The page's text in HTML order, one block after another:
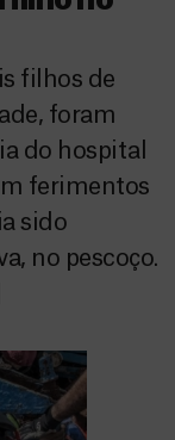
filhos de
foram
do hospital
ferimentos
sido
no pescoço.